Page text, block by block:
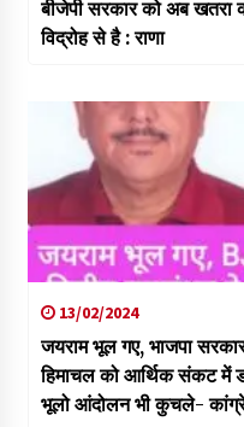
बीजेपी सरकार को अब खतरा
विद्रोह से है : राणा
13/02/2024
जयराम भूल गए, भाजपा
हिमाचल को आर्थिक संकट में
भूलो आंदोलन भी कुचले-